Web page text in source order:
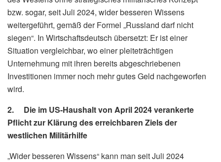
bzw. sogar, seit Juli 2024, wider besseren Wissens
weitergeführt, gemäß der Formel „Russland darf nicht
siegen“. In Wirtschaftsdeutsch übersetzt: Er ist einer
Situation vergleichbar, wo einer pleiteträchtigen
Unternehmung mit ihren bereits abgeschriebenen
Investitionen immer noch mehr gutes Geld nachgeworfen
wird.
2. Die im US-Haushalt von April 2024 verankerte
Pflicht zur Klärung des erreichbaren Ziels der
westlichen Militärhilfe
„Wider besseren Wissens“ kann man seit Juli 2024